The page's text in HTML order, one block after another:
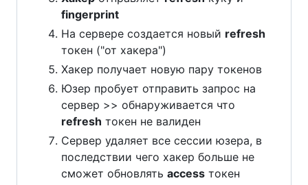
fingerprint
На сервере создается новый refresh
токен ("от хакера")
Хакер получает новую пару токенов
Юзер пробует отправить запрос на
сервер >> обнаруживается что
refresh токен не валиден
Сервер удаляет все сессии юзера, в
последствии чего хакер больше не
сможет обновлять access токен